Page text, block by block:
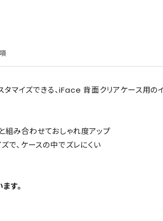
マイズできる、iFace 背面クリアケース用の
組み合わせておしゃれ度アップ
、ケースの中でズレにくい
す。